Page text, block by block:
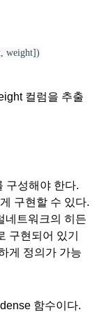
weight])
컬럼을 추출
구성해야 한다.
구현할 수 있다.
네트워크의 히든
구현되어 있기
게 정의가 가능
함수이다.